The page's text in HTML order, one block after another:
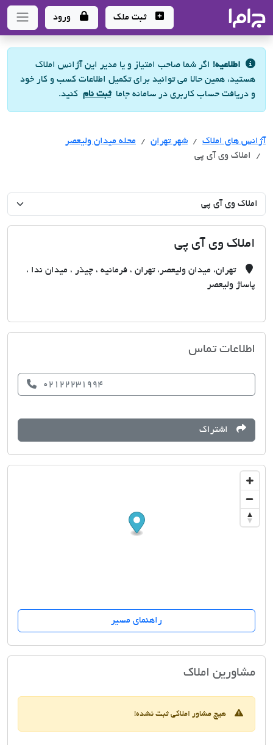
- سامانه جامع املاک و مشاورین املاک
ثبت ملک ورود
اطلاعیه! اگر شما صاحب امتیاز و یا مدیر این آژانس املاک
هستید، همین حالا می توانید برای تکمیل اطلاعات کسب و کار خود
و دریافت حساب کاربری در سامانه جاماثبت نام کنید.
آژانس های املاک آژانس های املاک
شهر تهران آژانس های املاک
محله میدان ولیعصر
املاک وی آی پی
املاک وی آی پی
تهران، میدان ولیعصر، تهران ، فرمانیه ، چیذر ، میدان ندا ،
پاساژ ولیعصر
اطلاعات تماس
02122231994
اشتراک
راهنمای مسیر
مشاورین املاکاملاک وی آی پی
هیچ مشاور املاکی ثبت نشده!